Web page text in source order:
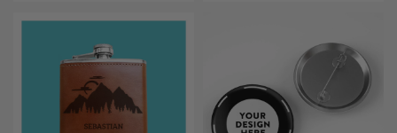
независимо от повода!